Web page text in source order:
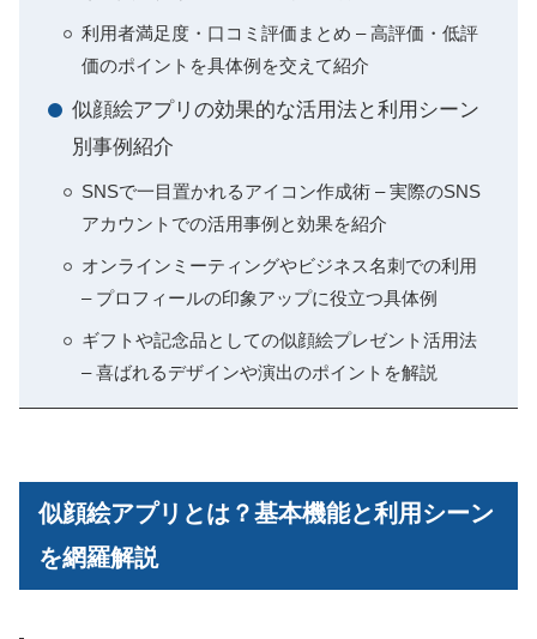
利用者満足度・口コミ評価まとめ – 高評価・低評
価のポイントを具体例を交えて紹介
似顔絵アプリの効果的な活用法と利用シーン
別事例紹介
SNSで一目置かれるアイコン作成術 – 実際のSNS
アカウントでの活用事例と効果を紹介
オンラインミーティングやビジネス名刺での利用
– プロフィールの印象アップに役立つ具体例
ギフトや記念品としての似顔絵プレゼント活用法
– 喜ばれるデザインや演出のポイントを解説
似顔絵アプリとは？基本機能と利用シーン
を網羅解説